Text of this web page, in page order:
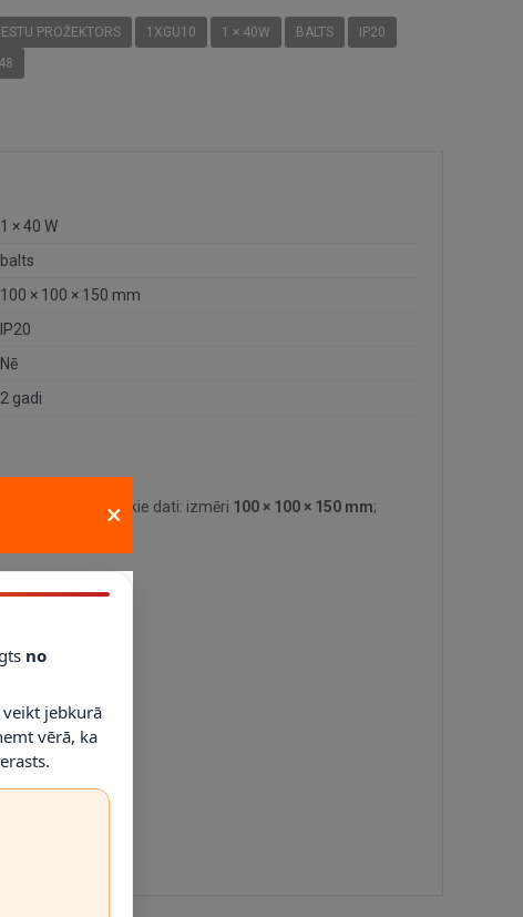
PROŽEKTORS 1XGU10 1 × 40W BALTS
IP20
1 × 40 W
balts
100 × 100 × 150 mm
IP20
Nē
2 gadi
Galvenie tehniskie dati: izmēri 100 × 100 × 150 mm;
×
no
jebkurā
vērā, ka